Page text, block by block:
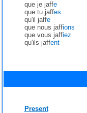
que je jaffe
que tu jaffes
qu'il jaffe
que nous jaffions
que vous jaffiez
qu'ils jaffent
Present